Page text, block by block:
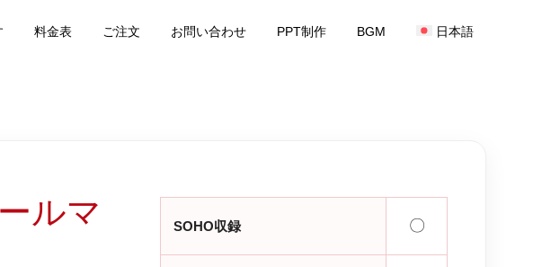
料金表 ご注文 お問い合わせ PPT制作 BGM 日本語
ルマ
SOHO収録 〇